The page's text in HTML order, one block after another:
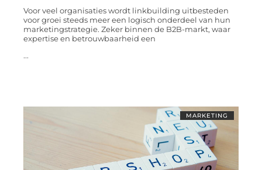
Voor veel organisaties wordt linkbuilding uitbesteden
voor groei steeds meer een logisch onderdeel van hun
marketingstrategie. Zeker binnen de B2B-markt, waar
expertise en betrouwbaarheid een
...
MARKETING